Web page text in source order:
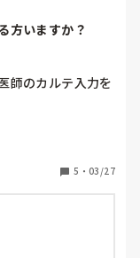
方いますか？
師のカルテ入力を
バー業務を担う
不安があります(
5 ・ 03/27